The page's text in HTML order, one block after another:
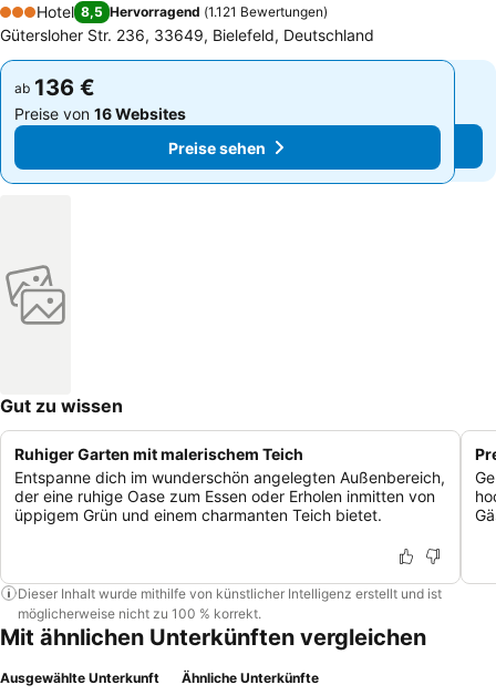
3 Sterne
Hotel 8,5 Hervorragend (1.121 Bewertungen)
Gütersloher Str. 236, 33649, Bielefeld, Deutschland
ab 136 €
Preise von 16 Websites
Preise sehen
ab 136 €
Preise von 16 Websites
Preise sehen
Gut zu wissen
Ruhiger Garten mit malerischem Teich
Entspanne dich im wunderschön angelegten Außenbereich,
der eine ruhige Oase zum Essen oder Erholen inmitten von
üppigem Grün und einem charmanten Teich bietet.
Dieser Inhalt wurde mithilfe von künstlicher Intelligenz erstellt und ist
möglicherweise nicht zu 100 % korrekt.
Mit ähnlichen Unterkünften vergleichen
Ausgewählte Unterkunft Ähnliche Unterkünfte